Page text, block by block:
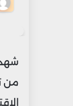
من